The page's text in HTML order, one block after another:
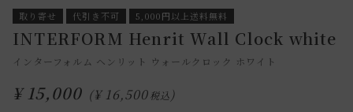
取り寄せ 代引き不可 5,000円以上送料無料
INTERFORM Henrit Wall Clock white
インターフォルム ヘンリット ウォールクロック ホワイト
¥ 15,000 ¥ 16,500税込